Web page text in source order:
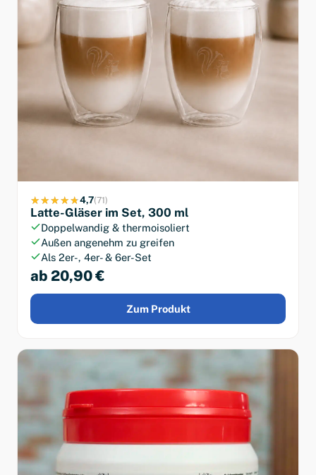
4,7(71)
Latte-Gläser im Set, 300 ml
Doppelwandig & thermoisoliert
Außen angenehm zu greifen
Als 2er-, 4er- & 6er-Set
ab 20,90 €
Zum Produkt